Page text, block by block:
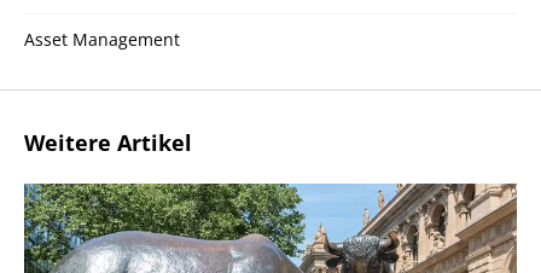
Asset Management
Weitere Artikel